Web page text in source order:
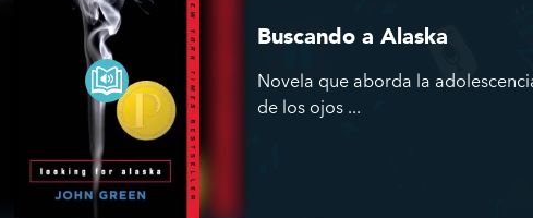
Buscando a Alaska
Novela que aborda la
de los ojos ...